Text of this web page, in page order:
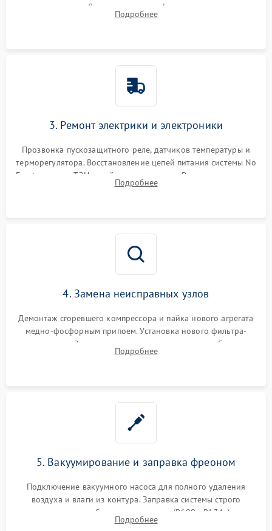
течеискателем. Демонтаж старого фильтра-осушителя и
продувка капиллярной трубки для устранения засоров.
Подробнее
3. Ремонт электрики и электроники
Прозвонка пускозащитного реле, датчиков температуры и
терморегулятора. Восстановление цепей питания системы No
Frost, включая ТЭН оттайки и вентилятор. Ремонт или замена
платы управления при сбоях алгоритмов.
Подробнее
4. Замена неисправных узлов
Демонтаж сгоревшего компрессора и пайка нового агрегата
медно-фосфорным припоем. Установка нового фильтра-
осушителя. Замена изношенных вентиляторов обдува,
сломанных заслонок или поврежденных дверных петель.
Подробнее
5. Вакуумирование и заправка фреоном
Подключение вакуумного насоса для полного удаления
воздуха и влаги из контура. Заправка системы строго
дозированным объемом хладагента (R600a, R134a) по
электронным весам. Контроль рабочего давления в системе.
Подробнее